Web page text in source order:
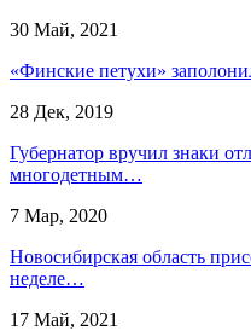
30 Май, 2021
«Финские петухи»
28 Дек, 2019
Губернатор вручил знаки
многодетным…
7 Мар, 2020
Новосибирская область
неделе…
17 Май, 2021